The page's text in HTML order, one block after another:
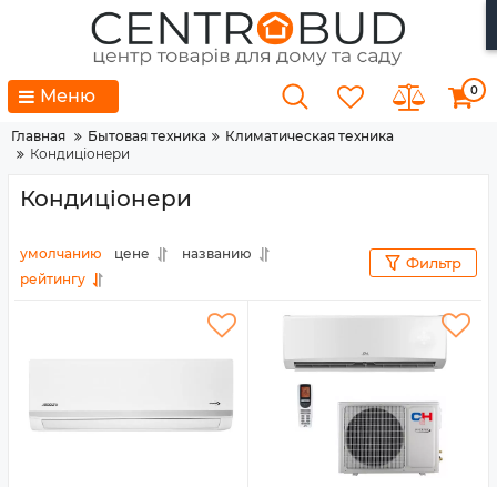
Меню 0
Главная Бытовая техника
Климатическая техника
Кондиціонери
Кондиціонери
умолчанию цене
названию
рейтингу
Фильтр